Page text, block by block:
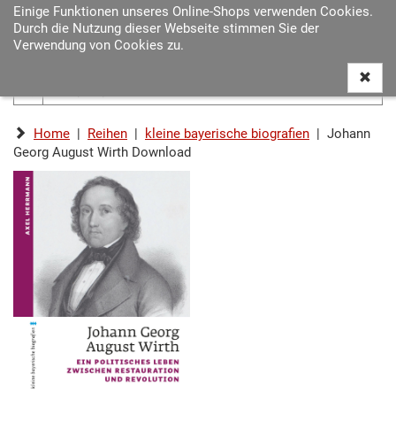
Einige Funktionen unseres Online-Shops verwenden Cookies.
Durch die Nutzung dieser Webseite stimmen Sie der
Verwendung von Cookies zu.
Home | Reihen | kleine bayerische biografien | Johann
Georg August Wirth Download